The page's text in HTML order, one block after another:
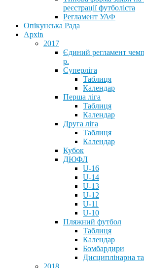
реєстрації футболіста
Регламент УАФ
Опікунська Рада
Архів
2017
Єдиний регламент
р.
Суперліга
Таблиця
Календар
Перша ліга
Таблиця
Календар
Друга ліга
Таблиця
Календар
Кубок
ДЮФЛ
U-16
U-14
U-13
U-12
U-11
U-10
Пляжний футбол
Таблиця
Календар
Бомбардири
Дисциплінарна
2018